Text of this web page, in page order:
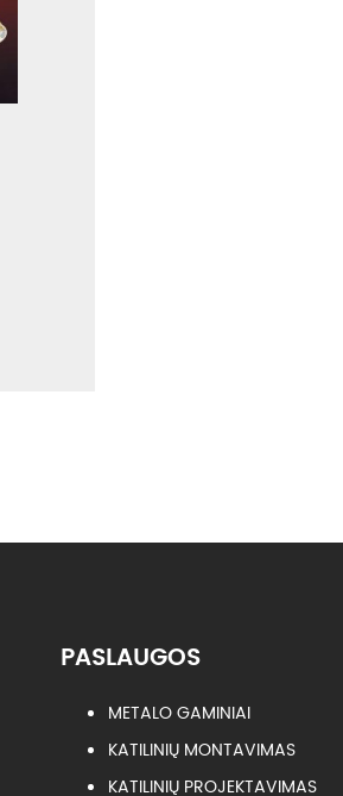
PASLAUGOS
METALO GAMINIAI
KATILINIŲ MONTAVIMAS
KATILINIŲ PROJEKTAVIMAS